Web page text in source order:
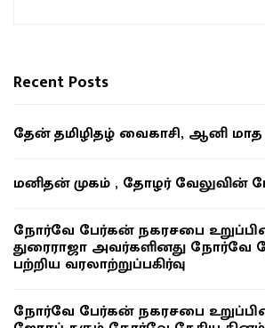
Recent Posts
தேன் தமிழிதழ் வைகாசி, ஆனி மாத
மனிதன் முகம் , தோழர் வேலுவின்
நோர்வே பேர்கன் நகரசபை
துரைராஜா அவர்களினது நோர்வே
பற்றிய வரலாற்றுப்பகிர்வு
நோர்வே பேர்கன் நகரசபை